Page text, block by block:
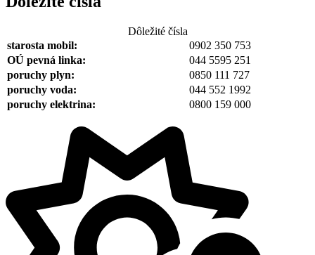
Dôležité čísla
starosta mobil:
0902 350 753
OÚ pevná linka:
044 5595 251
poruchy plyn:
0850 111 727
poruchy voda:
044 552 1992
poruchy elektrina:
0800 159 000